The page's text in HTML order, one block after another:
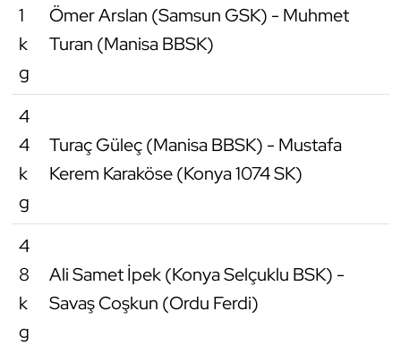
1
k
g
Ömer Arslan (Samsun GSK) - Muhmet
Turan (Manisa BBSK)
4
4
k
g
Turaç Güleç (Manisa BBSK) - Mustafa
Kerem Karaköse (Konya 1074 SK)
4
8
k
g
Ali Samet İpek (Konya Selçuklu BSK) -
Savaş Coşkun (Ordu Ferdi)
Muay Thai
Okçuluk
Optimist
Oryantiring
Ragbi